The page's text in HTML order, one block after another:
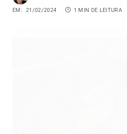
EM: 21/02/2024 1 MIN DE LEITURA